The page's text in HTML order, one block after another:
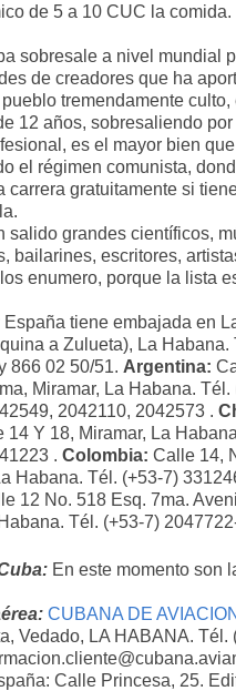
de 5 a 10 CUC la comida.
sobresale a nivel mundial
de creadores que ha
pueblo tremendamente
12 años, sobresaliendo por
es el mayor bien
el régimen comunista,
carrera gratuitamente si
salido grandes científicos,
bailarines, escritores,
enumero, porque la lista
España tiene embajada en
a Zulueta), La Habana.
866 02 50/51. Argentina:
Miramar, La Habana.
2042110, 2042573 .
14 Y 18, Miramar, La
. Colombia: Calle 14,
Habana. Tél. (+53-7)
12 No. 518 Esq. 7ma.
Tél. (+53-7)
En este momento son
CUBANA DE
Vedado, LA HABANA. Tél.
Calle Princesa, 25.